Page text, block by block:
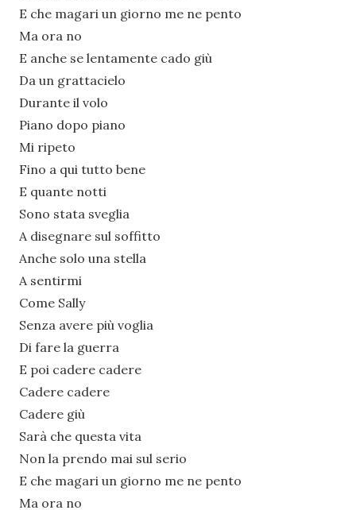
E che magari un giorno me ne pento
Ma ora no
E anche se lentamente cado giù
Da un grattacielo
Durante il volo
Piano dopo piano
Mi ripeto
Fino a qui tutto bene
E quante notti
Sono stata sveglia
A disegnare sul soffitto
Anche solo una stella
A sentirmi
Come Sally
Senza avere più voglia
Di fare la guerra
E poi cadere cadere
Cadere cadere
Cadere giù
Sarà che questa vita
Non la prendo mai sul serio
E che magari un giorno me ne pento
Ma ora no